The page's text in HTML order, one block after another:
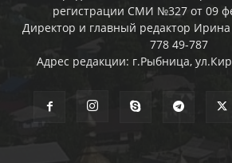
регистрации СМИ №327 от 09
Директор и главный редактор
778 49-787
Адрес редакции: г.Рыбница,